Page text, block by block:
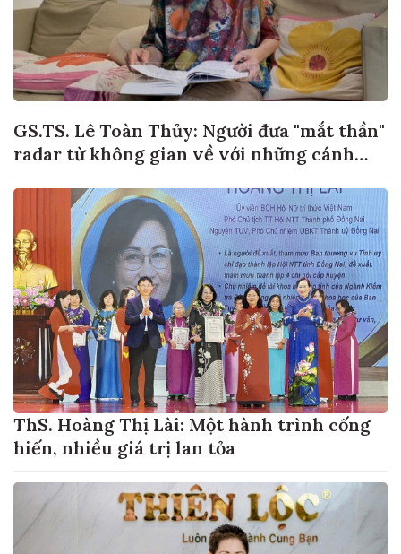
GS.TS. Lê Toàn Thủy: Người đưa "mắt thần"
radar từ không gian về với những cánh
ThS. Hoàng Thị Lài: Một hành trình cống
hiến, nhiều giá trị lan tỏa